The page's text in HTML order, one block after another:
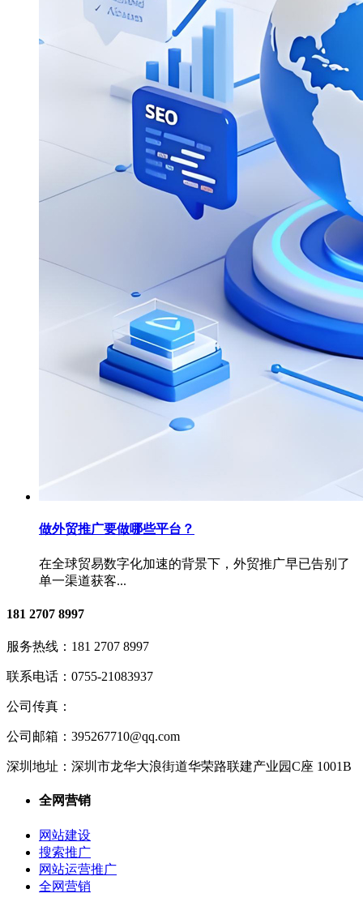
做外贸推广要做哪些平台？
在全球贸易数字化加速的背景下，外贸推广早已告别了
单一渠道获客...
181 2707 8997
服务热线： 181 2707 8997
联系电话： 0755-21083937
公司传真：
公司邮箱： 395267710@qq.com
深圳地址： 深圳市龙华大浪街道华荣路联建产业园C座 1001B
全网营销
网站建设
搜索推广
网站运营推广
全网营销